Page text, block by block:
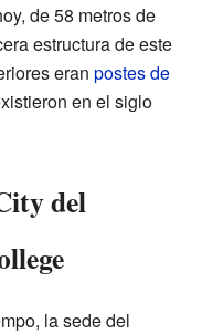
de 58 metros de
estructura de este
eran postes de
en el siglo
del
la sede del